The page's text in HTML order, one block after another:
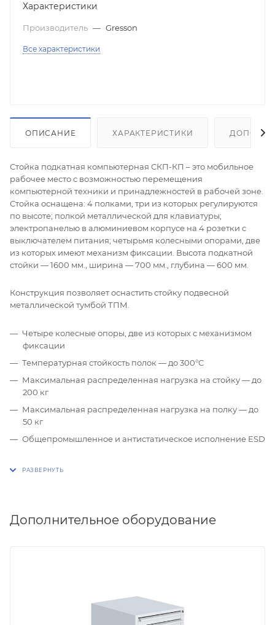
Характеристики
Производитель — Gresson
Все характеристики
ОПИСАНИЕ ХАРАКТЕРИСТИКИ
Стойка подкатная компьютерная СКП-КП – это мобильное
рабочее место с возможностью перемещения
компьютерной техники и принадлежностей в рабочей зоне.
Стойка оснащена: 4 полками, три из которых регулируются
по высоте; полкой металлической для клавиатуры;
электропанелью в алюминиевом корпусе на 4 розетки с
выключателем питания; четырьмя колесными опорами, две
из которых имеют механизм фиксации. Высота подкатной
стойки — 1600 мм., ширина — 700 мм., глубина — 600 мм.
Конструкция позволяет оснастить стойку подвесной
металлической тумбой ТПМ.
Четыре колесные опоры, две из которых с механизмом
фиксации
Температурная стойкость полок — до 300°С
Максимальная распределенная нагрузка на стойку — до
200 кг
Максимальная распределенная нагрузка на полку — до
50 кг
Общепромышленное и антистатическое исполнение ESD
Дополнительное оборудование